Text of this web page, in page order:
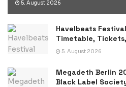
5. August 2026
Havelbeats
Timetable,
5. August 2026
Megadeth Berlin
Black Label